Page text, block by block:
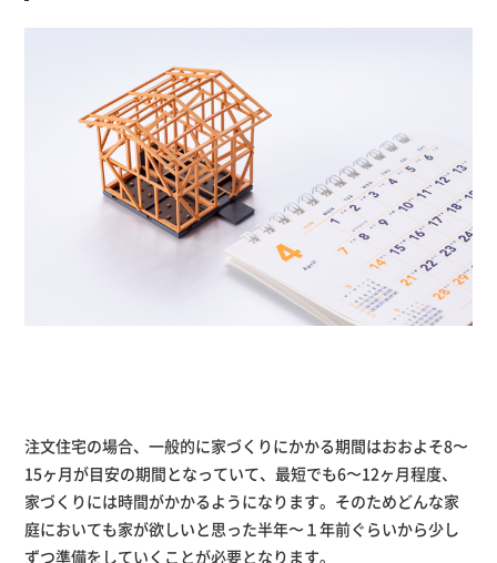
注文住宅の場合、一般的に家づくりにかかる期間はおおよそ8〜
15ヶ月が目安の期間となっていて、最短でも6〜12ヶ月程度、
家づくりには時間がかかるようになります。そのためどんな家
庭においても家が欲しいと思った半年〜１年前ぐらいから少し
ずつ準備をしていくことが必要となります。